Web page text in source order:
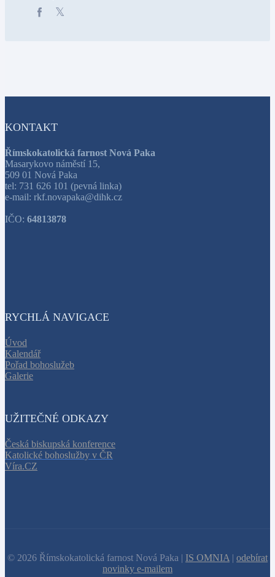
KONTAKT
Římskokatolická farnost Nová Paka
Masarykovo náměstí 15,
509 01 Nová Paka
tel: 731 626 101 (pevná linka)
e-mail: rkf.novapaka@dihk.cz
IČO: 64813878
RYCHLÁ NAVIGACE
Úvod
Kalendář
Pořad bohoslužeb
Galerie
UŽITEČNÉ ODKAZY
Česká biskupská konference
Katolické bohoslužby v ČR
Víra.CZ
© 2026 Římskokatolická farnost Nová Paka | IS OMNIA | odebírat
novinky e-mailem